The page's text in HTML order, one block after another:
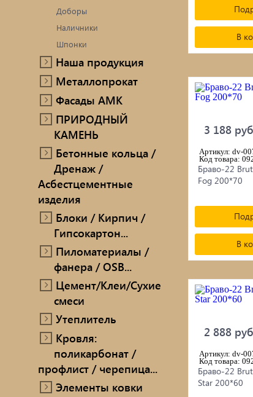
Доборы
Наличники
Шпонки
Наша продукция
Металлопрокат
Фасады AMK
ПРИРОДНЫЙ
КАМЕНЬ
Бетонные кольца /
Дренаж /
Асбестцементные
изделия
Блоки / Кирпич /
Гипсокартон...
Пиломатериалы /
фанера / OSB...
Цемент/Клеи/Сухие
смеси
Утеплитель
Кровля:
поликарбонат /
профлист / черепица...
Элементы ковки
В
3 188
Артикул: dv-
Код товара:
Браво-22
Fog 200*70
В
2 888
Артикул: dv-
Код товара:
Браво-22
Star 200*60